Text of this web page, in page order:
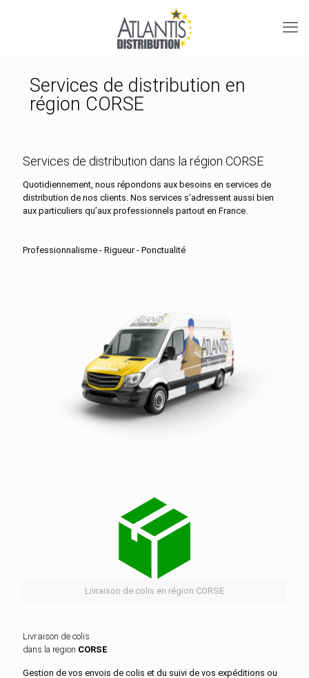
Services de distribution en
région CORSE
Services de distribution dans la région CORSE
Quotidiennement, nous répondons aux besoins en services de
distribution de nos clients. Nos services s’adressent aussi bien
aux particuliers qu’aux professionnels partout en France.
Professionnalisme - Rigueur - Ponctualité
Livraison de colis en région CORSE
Livraison de colis
dans la region CORSE
Gestion de vos envois de colis et du suivi de vos expéditions ou